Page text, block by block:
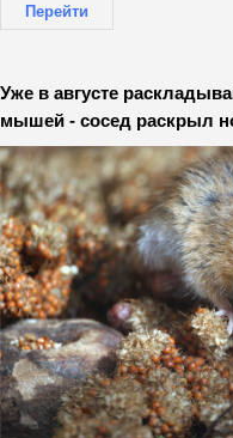
Перейти
Уже в августе
мышей - сосед раскрыл